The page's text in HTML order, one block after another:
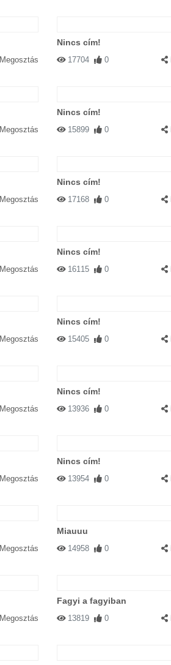
Megosztás
Nincs cím!
17704 0
Megosztás
Nincs cím!
15899 0
Megosztás
Nincs cím!
17168 0
Megosztás
Nincs cím!
16115 0
Megosztás
Nincs cím!
15405 0
Megosztás
Nincs cím!
13936 0
Megosztás
Nincs cím!
13954 0
Megosztás
Miauuu
14958 0
Megosztás
Fagyi a fagyiban
13819 0